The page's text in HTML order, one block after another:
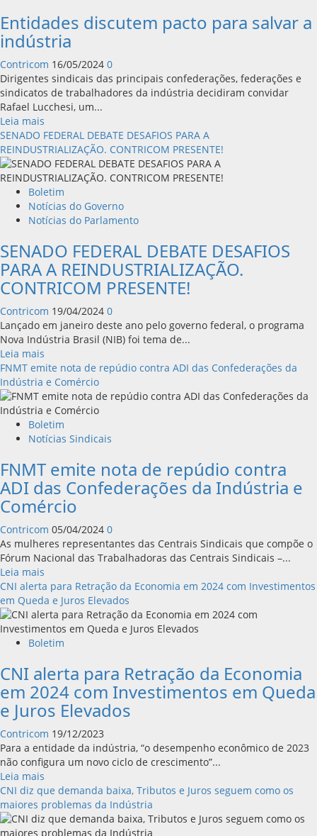
debatem
frente
nacional
pela
reindustrialização
do
país
Entidades discutem pacto para salvar a
indústria
Contricom 16/05/2024 0
Dirigentes sindicais das principais confederações, federações e
sindicatos de trabalhadores da indústria decidiram convidar
Rafael Lucchesi, um...
Leia mais
mais
sobre
Entidades
discutem
pacto
para
salvar
indústria
SENADO FEDERAL DEBATE DESAFIOS PARA A
REINDUSTRIALIZAÇÃO. CONTRICOM PRESENTE!
Boletim
Notícias do Governo
Notícias do Parlamento
SENADO FEDERAL DEBATE DESAFIOS
PARA A REINDUSTRIALIZAÇÃO.
CONTRICOM PRESENTE!
Contricom 19/04/2024 0
Lançado em janeiro deste ano pelo governo federal, o programa
Nova Indústria Brasil (NIB) foi tema de...
Leia mais
mais
sobre
SENADO
FEDERAL
DEBATE
DESAFIOS
A
REINDUSTRIALIZAÇÃO.
CONTRICOM
PRESENTE!
FNMT emite nota de repúdio contra ADI das Confederações da
Indústria e Comércio
Boletim
Notícias Sindicais
FNMT emite nota de repúdio contra
ADI das Confederações da Indústria e
Comércio
Contricom 05/04/2024 0
As mulheres representantes das Centrais Sindicais que compõe o
Fórum Nacional das Trabalhadoras das Centrais Sindicais –...
Leia mais
mais
sobre
FNMT
emite
nota
repúdio
contra
ADI
das
Confederações
da
Indústria
e
Comércio
CNI alerta para Retração da Economia em 2024 com Investimentos
em Queda e Juros Elevados
Boletim
CNI alerta para Retração da Economia
em 2024 com Investimentos em Queda
e Juros Elevados
Contricom 19/12/2023
Para a entidade da indústria, “o desempenho econômico de 2023
não configura um novo ciclo de crescimento”...
Leia mais
mais
sobre
CNI
alerta
CNI diz que demanda baixa, Tributos e Juros seguem como os
maiores problemas da Indústria